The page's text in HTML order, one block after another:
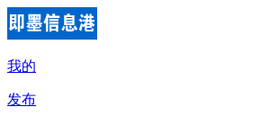
我的
发布